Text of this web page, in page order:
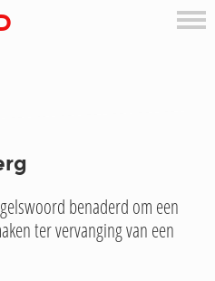
benaderd om een
ter vervanging van een